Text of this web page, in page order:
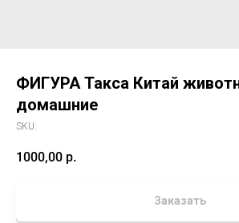
ФИГУРА Такса Китай
домашние
SKU:
1000,00 р.
Заказать